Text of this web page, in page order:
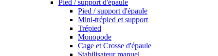
Pied / support d'épaule
Pied / support d'épaule
Mini-trépied et support
Trépied
Monopode
Cage et Crosse d'épaule
Stabilisateur manuel